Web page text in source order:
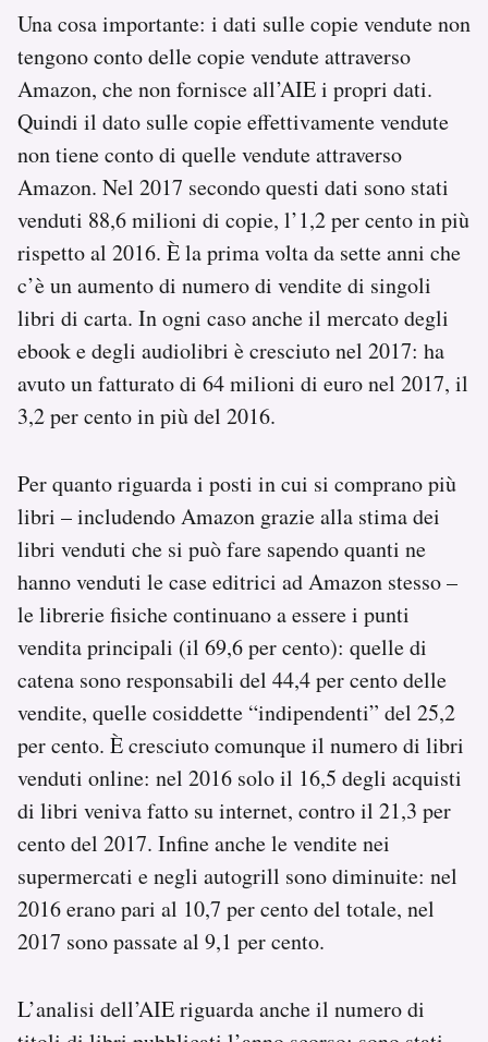
Una cosa importante: i dati sulle copie vendute non
tengono conto delle copie vendute attraverso
Amazon, che non fornisce all’AIE i propri dati.
Quindi il dato sulle copie effettivamente vendute
non tiene conto di quelle vendute attraverso
Amazon. Nel 2017 secondo questi dati sono stati
venduti 88,6 milioni di copie, l’1,2 per cento in più
rispetto al 2016. È la prima volta da sette anni che
c’è un aumento di numero di vendite di singoli
libri di carta. In ogni caso anche il mercato degli
ebook e degli audiolibri è cresciuto nel 2017: ha
avuto un fatturato di 64 milioni di euro nel 2017, il
3,2 per cento in più del 2016.
Per quanto riguarda i posti in cui si comprano più
libri – includendo Amazon grazie alla stima dei
libri venduti che si può fare sapendo quanti ne
hanno venduti le case editrici ad Amazon stesso –
le librerie fisiche continuano a essere i punti
vendita principali (il 69,6 per cento): quelle di
catena sono responsabili del 44,4 per cento delle
vendite, quelle cosiddette “indipendenti” del 25,2
per cento. È cresciuto comunque il numero di libri
venduti online: nel 2016 solo il 16,5 degli acquisti
di libri veniva fatto su internet, contro il 21,3 per
cento del 2017. Infine anche le vendite nei
supermercati e negli autogrill sono diminuite: nel
2016 erano pari al 10,7 per cento del totale, nel
2017 sono passate al 9,1 per cento.
L’analisi dell’AIE riguarda anche il numero di